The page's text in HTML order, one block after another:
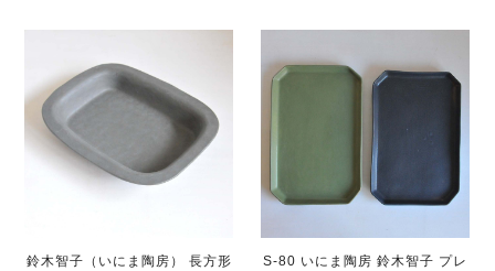
鈴木智子（いにま陶房） 長方形
S-80 いにま陶房 鈴木智子 プレ